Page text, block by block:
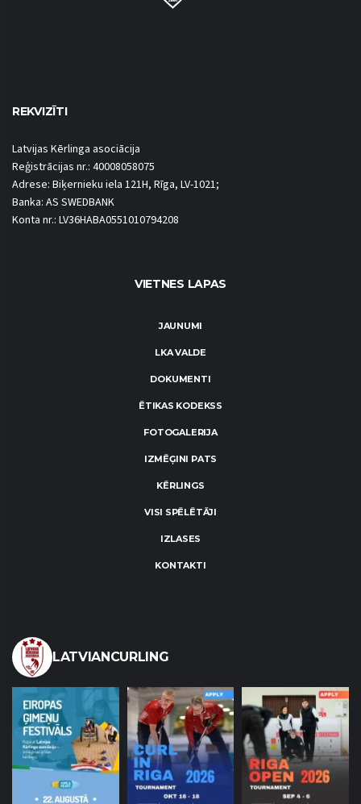
REKVIZĪTI
Latvijas Kērlinga asociācija
Reģistrācijas nr.: 40008058075
Adrese: Biķernieku iela 121H, Rīga, LV-1021;
Banka: AS SWEDBANK
Konta nr.: LV36HABA0551010794208
VIETNES LAPAS
JAUNUMI
LKA VALDE
DOKUMENTI
ĒTIKAS KODEKSS
FOTOGALERIJA
IZMĒĢINI PATS
KĒRLINGS
VISI SPĒLĒTĀJI
IZLASES
KONTAKTI
LATVIANCURLING